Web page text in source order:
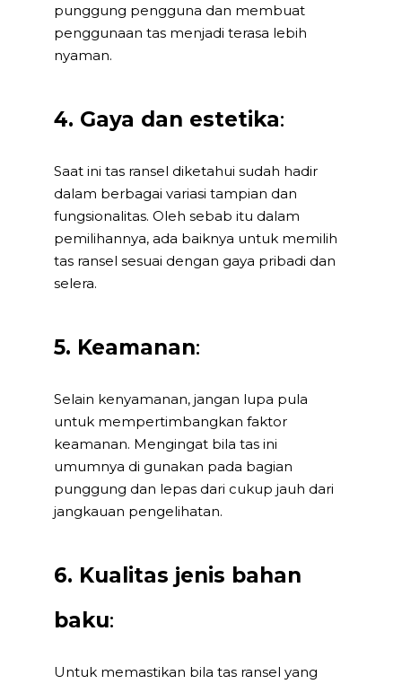
punggung pengguna dan membuat
penggunaan tas menjadi terasa lebih
nyaman.
4. Gaya dan estetika:
Saat ini tas ransel diketahui sudah hadir
dalam berbagai variasi tampian dan
fungsionalitas. Oleh sebab itu dalam
pemilihannya, ada baiknya untuk memilih
tas ransel sesuai dengan gaya pribadi dan
selera.
5. Keamanan:
Selain kenyamanan, jangan lupa pula
untuk mempertimbangkan faktor
keamanan. Mengingat bila tas ini
umumnya di gunakan pada bagian
punggung dan lepas dari cukup jauh dari
jangkauan pengelihatan.
6. Kualitas jenis bahan
baku:
Untuk memastikan bila tas ransel yang